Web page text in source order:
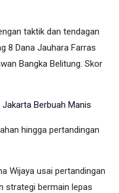
taktik dan tendagan
8 Dana Jauhara Farras
Bangka Belitung. Skor
Berbuah Manis
hingga pertandingan
Wijaya usai pertandingan
strategi bermain lepas